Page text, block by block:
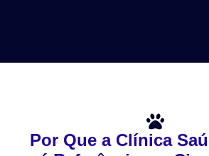
Por Que a Clínica